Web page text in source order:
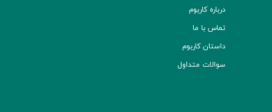
درباره کاربوم
تماس با ما
داستان کاربوم
سوالات متداول